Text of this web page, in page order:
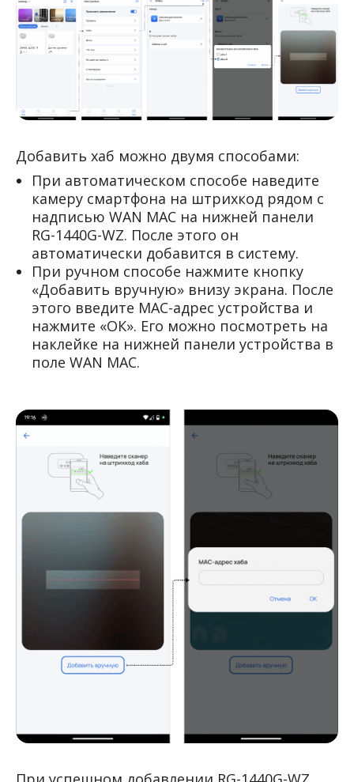
Добавить хаб можно двумя способами:
При автоматическом способе наведите
камеру смартфона на штрихкод рядом с
надписью WAN MAC на нижней панели
RG-1440G-WZ. После этого он
автоматически добавится в систему.
При ручном способе нажмите кнопку
«Добавить вручную» внизу экрана. После
этого введите MAC-адрес устройства и
нажмите «ОК». Его можно посмотреть на
наклейке на нижней панели устройства в
поле WAN MAC.